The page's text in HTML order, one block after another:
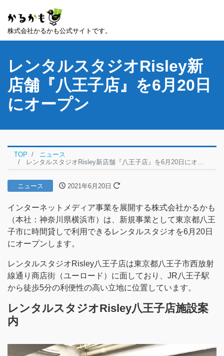
株式会社かるかも公式サイトです。
レンタルスタジオRisley新
店舗『八王子店』を6月20日
にオープン
TOP
ニュース
レンタルスタジオRisley新店舗『八王子店』を6月20日にオープン
ニュース 2021年6月20日
インターネットメディア事業を展開する株式会社かるかも
（本社：神奈川県横浜市）は、新規事業として東京都八王
子市に時間貸しで利用できるレンタルスタジオを6月20日
にオープンします。
レンタルスタジオRisley八王子店は東京都八王子市西放射
線通り商店街（ユーロード）に面しており、JR八王子駅
から徒歩5分の利便性の高い立地に位置しています。
レンタルスタジオRisley八王子店施設案
内